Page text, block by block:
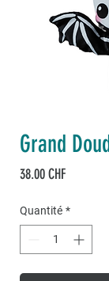
Grand
38.00 CHFPrix
Quantité *